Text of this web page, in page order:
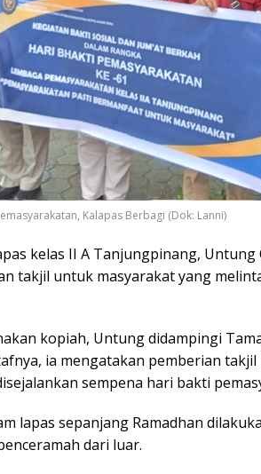
Kalapas Berbagi (Dok: Lanni)
kelas II A Tanjungpinang,
takjil untuk masyarakat yang
kopiah, Untung didampingi
ia mengatakan pemberian
sempena hari bakti
lapas sepanjang Ramadhan
dari luar.